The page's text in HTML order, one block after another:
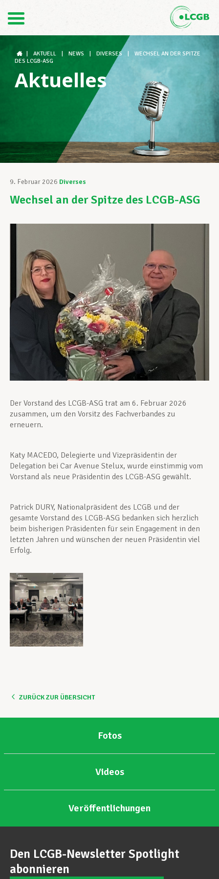
FR
Der LCGB
Gewerkschaftsstrukturen
Unterstützung im Arbeitsalltag
Ihre Rechte
Berufliche Weiterentwicklung
Mitglied werden
Aktuell
AKTUELL NEWS DIVERSES
WECHSEL AN DER SPITZE
DES LCGB-ASG
Aktuelles
9. Februar 2026 Diverses
Wechsel an der Spitze des LCGB-ASG
Der Vorstand des LCGB-ASG trat am 6. Februar 2026
zusammen, um den Vorsitz des Fachverbandes zu
erneuern.
Katy MACEDO, Delegierte und Vizepräsidentin der
Delegation bei Car Avenue Stelux, wurde einstimmig vom
Vorstand als neue Präsidentin des LCGB-ASG gewählt.
Patrick DURY, Nationalpräsident des LCGB und der
gesamte Vorstand des LCGB-ASG bedanken sich herzlich
beim bisherigen Präsidenten für sein Engagement in den
letzten Jahren und wünschen der neuen Präsidentin viel
Erfolg.
ZURÜCK ZUR ÜBERSICHT
Fotos
Videos
Veröffentlichungen
Den LCGB-Newsletter Spotlight
abonnieren